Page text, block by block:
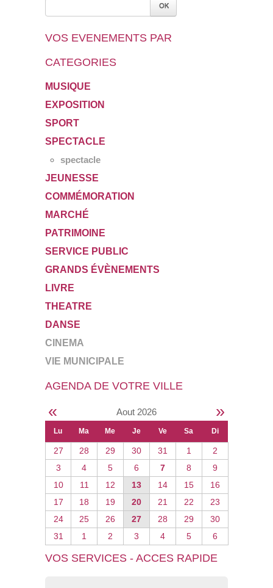
VOS EVENEMENTS PAR
CATEGORIES
MUSIQUE
EXPOSITION
SPORT
SPECTACLE
spectacle
JEUNESSE
COMMÉMORATION
MARCHÉ
PATRIMOINE
SERVICE PUBLIC
GRANDS ÉVÈNEMENTS
LIVRE
THEATRE
DANSE
CINEMA
VIE MUNICIPALE
AGENDA DE VOTRE VILLE
« Aout 2026 »
Lu Ma Me Je Ve Sa Di
27 28 29 30 31 1
2
3
4 5 6 7 8
9
10
11 12 13 14 15
16
17
18 19 20 21 22
23
24
25 26 27 28 29
30
31
1 2 3 4 5 6
VOS SERVICES - ACCES RAPIDE